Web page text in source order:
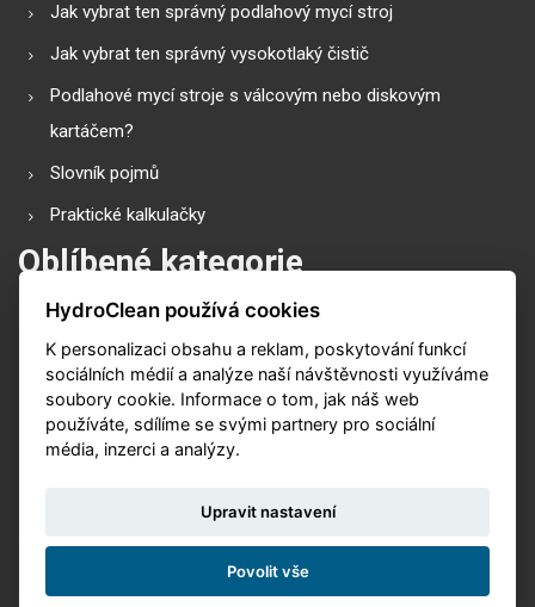
Jak vybrat ten správný podlahový mycí stroj
Jak vybrat ten správný vysokotlaký čistič
Podlahové mycí stroje s válcovým nebo diskovým
kartáčem?
Slovník pojmů
Praktické kalkulačky
Oblíbené kategorie
Průmyslové vysavače
Vysokotlaké čističe
Podlahové mycí stroje
Zametací stroje
© 2026. Vytvořeno s vNux s.r.o.
HydroClean používá cookies
K personalizaci obsahu a reklam, poskytování funkcí
sociálních médií a analýze naší návštěvnosti využíváme
soubory cookie. Informace o tom, jak náš web
používáte, sdílíme se svými partnery pro sociální
média, inzerci a analýzy.
Upravit nastavení
Povolit vše